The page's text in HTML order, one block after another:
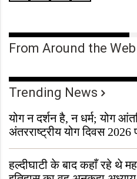
From Around the Web
Trending News
योग न दर्शन है, न धर्म; योग
अंतरराष्ट्रीय योग दिवस 2026
हल्दीघाटी के बाद कहाँ रहे थे